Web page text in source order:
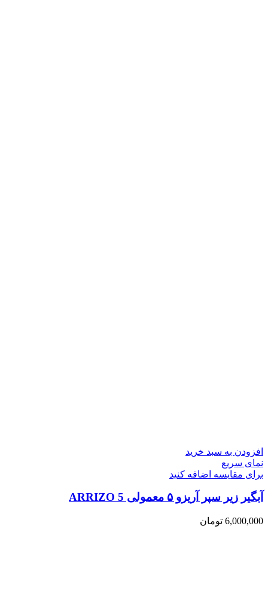
افزودن به سبد خرید
نمای سریع
برای مقایسه اضافه کنید
آبگیر زیر سپر آریزو ۵ معمولی ARRIZO 5
6,000,000 تومان